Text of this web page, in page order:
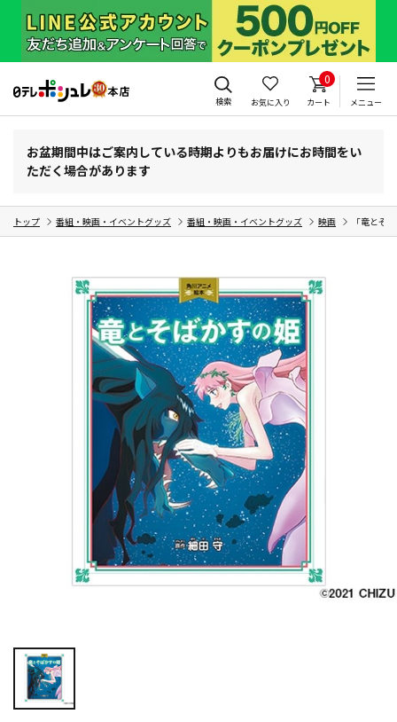
検索 お気に入り
0
カート メニュー
お盆期間中はご案内している時期よりもお届けにお時間をい
ただく場合があります
トップ 番組・映画・イベントグッズ 番組・映画・イベントグッズ 映画 「竜とそ